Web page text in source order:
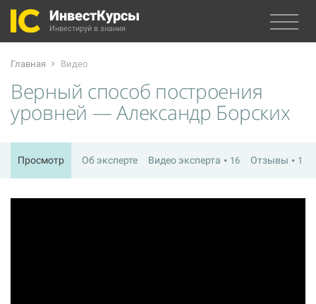
ИнвестКурсы
Инвестируй в знания
Главная Видео
Верный способ построения
уровней — Александр Борских
Просмотр Об эксперте Видео эксперта 16 Отзывы 1